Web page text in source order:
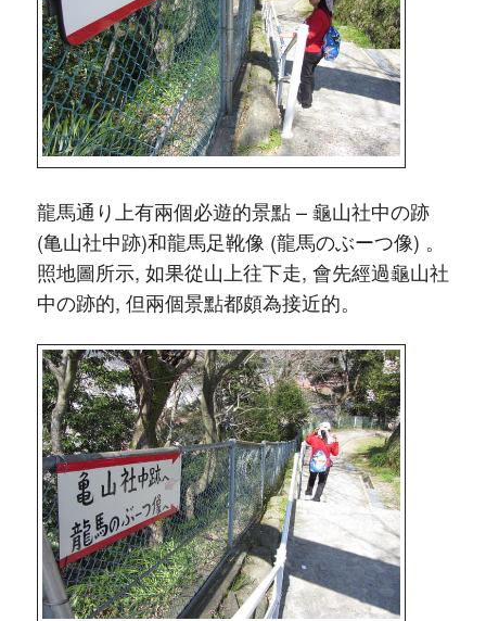
龍馬通り上有兩個必遊的景點 – 龜山社中の跡
(亀山社中跡)和龍馬足靴像 (龍馬のぶーつ像) 。
照地圖所示, 如果從山上往下走, 會先經過龜山社
中の跡的, 但兩個景點都頗為接近的。